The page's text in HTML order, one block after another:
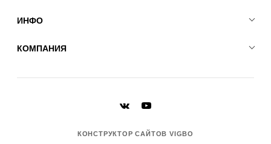
ИНФО
КОМПАНИЯ
КОНСТРУКТОР САЙТОВ VIGBO